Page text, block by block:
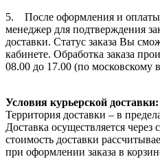
5. После оформления и
менеджер для подтверждения
доставки. Статус заказа Вы
кабинете. Обработка заказа
08.00 до 17.00 (по московскому
Условия курьерской доставки:
Территория доставки – в
Доставка осуществляется
стоимость доставки
при оформлении заказа в